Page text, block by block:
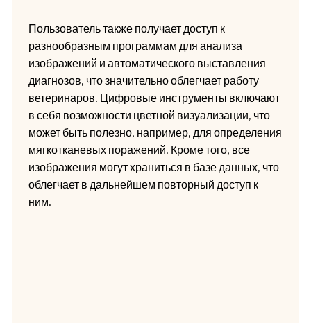
Пользователь также получает доступ к
разнообразным программам для анализа
изображений и автоматического выставления
диагнозов, что значительно облегчает работу
ветеринаров. Цифровые инструменты включают
в себя возможности цветной визуализации, что
может быть полезно, например, для определения
мягкотканевых поражений. Кроме того, все
изображения могут храниться в базе данных, что
облегчает в дальнейшем повторный доступ к
ним.